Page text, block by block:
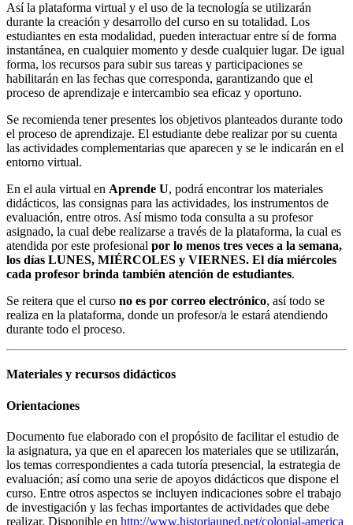
Así la plataforma virtual y el uso de la tecnología se utilizarán
durante la creación y desarrollo del curso en su totalidad. Los
estudiantes en esta modalidad, pueden interactuar entre sí de forma
instantánea, en cualquier momento y desde cualquier lugar. De igual
forma, los recursos para subir sus tareas y participaciones se
habilitarán en las fechas que corresponda, garantizando que el
proceso de aprendizaje e intercambio sea eficaz y oportuno.
Se recomienda tener presentes los objetivos planteados durante todo
el proceso de aprendizaje. El estudiante debe realizar por su cuenta
las actividades complementarias que aparecen y se le indicarán en el
entorno virtual.
En el aula virtual en Aprende U, podrá encontrar los materiales
didácticos, las consignas para las actividades, los instrumentos de
evaluación, entre otros. Así mismo toda consulta a su profesor
asignado, la cual debe realizarse a través de la plataforma, la cual es
atendida por este profesional por lo menos tres veces a la semana,
los días LUNES, MIÉRCOLES y VIERNES. El día miércoles
cada profesor brinda también atención de estudiantes.
Se reitera que el curso no es por correo electrónico, así todo se
realiza en la plataforma, donde un profesor/a le estará atendiendo
durante todo el proceso.
Materiales y recursos didácticos
Orientaciones
Documento fue elaborado con el propósito de facilitar el estudio de
la asignatura, ya que en el aparecen los materiales que se utilizarán,
los temas correspondientes a cada tutoría presencial, la estrategia de
evaluación; así como una serie de apoyos didácticos que dispone el
curso. Entre otros aspectos se incluyen indicaciones sobre el trabajo
de investigación y las fechas importantes de actividades que debe
realizar. Disponible en http://www.historiauned.net/colonial-america